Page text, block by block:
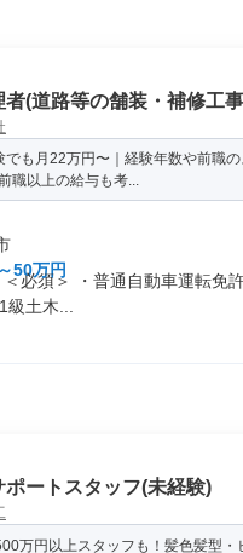
(道路等の舗装・補修工
でも月22万円〜｜経験年数や前職
職以上の給与も考...
50万円
必須＞ ・普通自動車運転免
土木...
ートスタッフ(未経験)
万円以上スタッフも！髪色髪型・